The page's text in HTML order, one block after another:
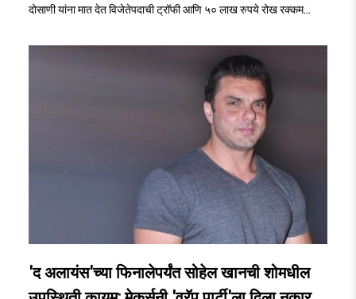
दोसाणी यांना मात देत विजेतेपदाची ट्रॉफी आणि ५० लाख रुपये रोख रक्कम
'द अलायंस'च्या फिनालेपर्यंत सोहेल खानची शोमधील